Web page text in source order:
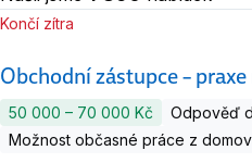
Obchodní zástupce –
Končí zítra
50 000 ‍–‍ 70 000 Kč
Odpověď
Možnost občasné práce z